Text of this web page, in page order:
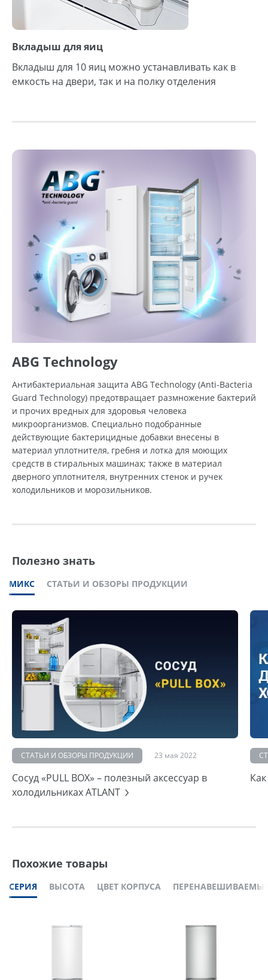
Вкладыш для яиц
Вкладыш для 10 яиц можно устанавливать как в
емкость на двери, так и на полку отделения
ABG Technology
Антибактериальная защита ABG Technology (Anti-Bacteria
Guard Technology) предотвращает размножение бактерий
и прочих вредных для здоровья человека
микроорганизмов. Специально подобранные
действующие бактерицидные добавки внесены в
материал уплотнителя, гребня и лотка для моющих
средств в стиральных машинах; также в материал
дверного уплотнителя, внутренних стенок и ручек
холодильников и морозильников.
Полезно знать
МИКС СТАТЬИ И ОБЗОРЫ ПРОДУКЦИИ
СТАТЬИ И ОБЗОРЫ ПРОДУКЦИИ 23 мая 2022
Сосуд «PULL BOX» – полезный аксессуар в
холодильниках ATLANT
Похожие товары
СЕРИЯ ВЫСОТА ЦВЕТ КОРПУСА